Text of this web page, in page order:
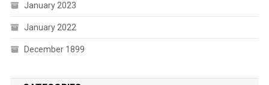
January 2023
January 2022
December 1899